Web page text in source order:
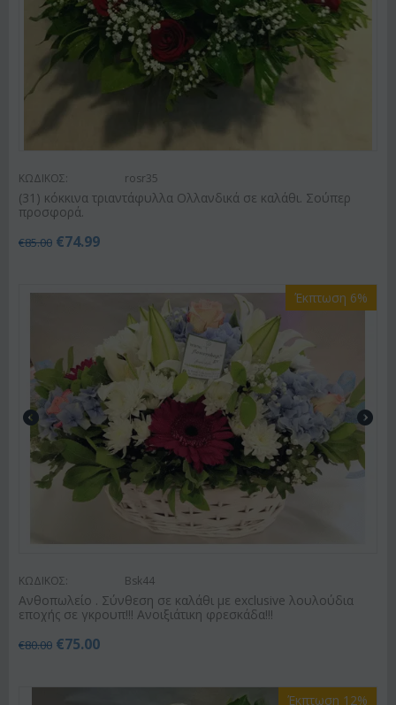
ΚΩΔΙΚΟΣ: rosr35
(31) κόκκινα τριαντάφυλλα Ολλανδικά σε καλάθι. Σούπερ
προσφορά.
€85.00 €74.99
Έκπτωση 6%
ΚΩΔΙΚΟΣ: Bsk44
Ανθοπωλείο . Σύνθεση σε καλάθι με exclusive λουλούδια
εποχής σε γκρουπ!!! Ανοιξιάτικη φρεσκάδα!!!
€80.00 €75.00
Έκπτωση 12%